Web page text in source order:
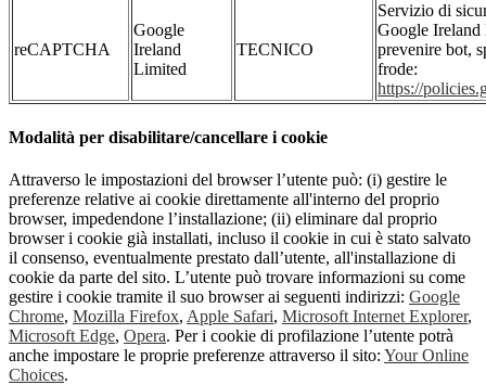
reCAPTCHA
Google
Ireland
Limited
TECNICO
Servizio di
Google
prevenire bot,
frode:
https://
Modalità per disabilitare/cancellare i cookie
Attraverso le impostazioni del browser l’utente può: (i) gestire le
preferenze relative ai cookie direttamente all'interno del proprio
browser, impedendone l’installazione; (ii) eliminare dal proprio
browser i cookie già installati, incluso il cookie in cui è stato salvato
il consenso, eventualmente prestato dall’utente, all'installazione di
cookie da parte del sito. L’utente può trovare informazioni su come
gestire i cookie tramite il suo browser ai seguenti indirizzi: Google
Chrome, Mozilla Firefox, Apple Safari, Microsoft Internet Explorer,
Microsoft Edge, Opera. Per i cookie di profilazione l’utente potrà
anche impostare le proprie preferenze attraverso il sito: Your Online
Choices.